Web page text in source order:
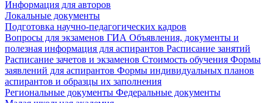
Информация для авторов
Локальные документы
Подготовка научно-педагогических кадров
Вопросы для экзаменов ГИА Объявления, документы и
полезная информация для аспирантов Расписание занятий
Расписание зачетов и экзаменов Стоимость обучения Формы
заявлений для аспирантов Формы индивидуальных планов
аспирантов и образцы их заполнения
Региональные документы Федеральные документы